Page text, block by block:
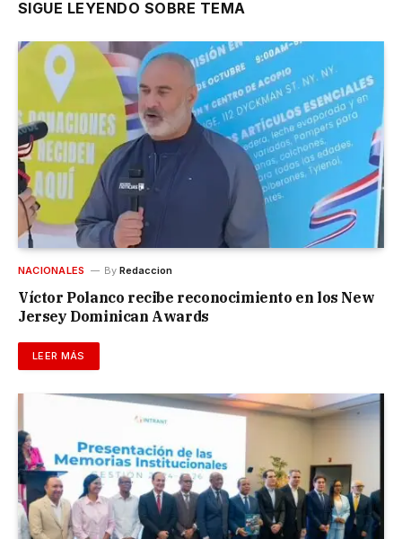
SIGUE LEYENDO SOBRE TEMA
NACIONALES By Redaccion
Víctor Polanco recibe reconocimiento en los New
Jersey Dominican Awards
LEER MÁS